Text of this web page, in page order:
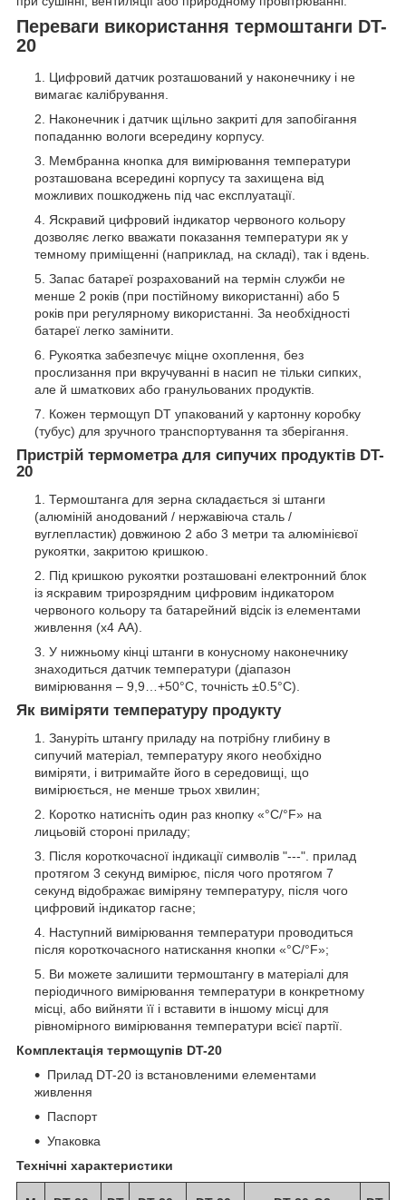
Переваги використання термоштанги DT-
20
Цифровий датчик розташований у наконечнику і не
вимагає калібрування.
Наконечник і датчик щільно закриті для запобігання
попаданню вологи всередину корпусу.
Мембранна кнопка для вимірювання температури
розташована всередині корпусу та захищена від
можливих пошкоджень під час експлуатації.
Яскравий цифровий індикатор червоного кольору
дозволяє легко вважати показання температури як у
темному приміщенні (наприклад, на складі), так і вдень.
Запас батареї розрахований на термін служби не
менше 2 років (при постійному використанні) або 5
років при регулярному використанні. За необхідності
батареї легко замінити.
Рукоятка забезпечує міцне охоплення, без
прослизання при вкручуванні в насип не тільки сипких,
але й шматкових або гранульованих продуктів.
Кожен термощуп DT упакований у картонну коробку
(тубус) для зручного транспортування та зберігання.
Пристрій термометра для сипучих продуктів DT-
20
Термоштанга для зерна складається зі штанги
(алюміній анодований / нержавіюча сталь /
вуглепластик) довжиною 2 або 3 метри та алюмінієвої
рукоятки, закритою кришкою.
Під кришкою рукоятки розташовані електронний блок
із яскравим трирозрядним цифровим індикатором
червоного кольору та батарейний відсік із елементами
живлення (х4 АА).
У нижньому кінці штанги в конусному наконечнику
знаходиться датчик температури (діапазон
вимірювання – 9,9…+50°C, точність ±0.5°C).
Як виміряти температуру продукту
Зануріть штангу приладу на потрібну глибину в
сипучий матеріал, температуру якого необхідно
виміряти, і витримайте його в середовищі, що
вимірюється, не менше трьох хвилин;
Коротко натисніть один раз кнопку «°С/°F» на
лицьовій стороні приладу;
Після короткочасної індикації символів "---". прилад
протягом 3 секунд вимірює, після чого протягом 7
секунд відображає виміряну температуру, після чого
цифровий індикатор гасне;
Наступний вимірювання температури проводиться
після короткочасного натискання кнопки «°С/°F»;
Ви можете залишити термоштангу в матеріалі для
періодичного вимірювання температури в конкретному
місці, або вийняти її і вставити в іншому місці для
рівномірного вимірювання температури всієї партії.
Комплектація термощупів DT-20
Прилад DT-20 із встановленими елементами
живлення
Паспорт
Упаковка
Технічні характеристики